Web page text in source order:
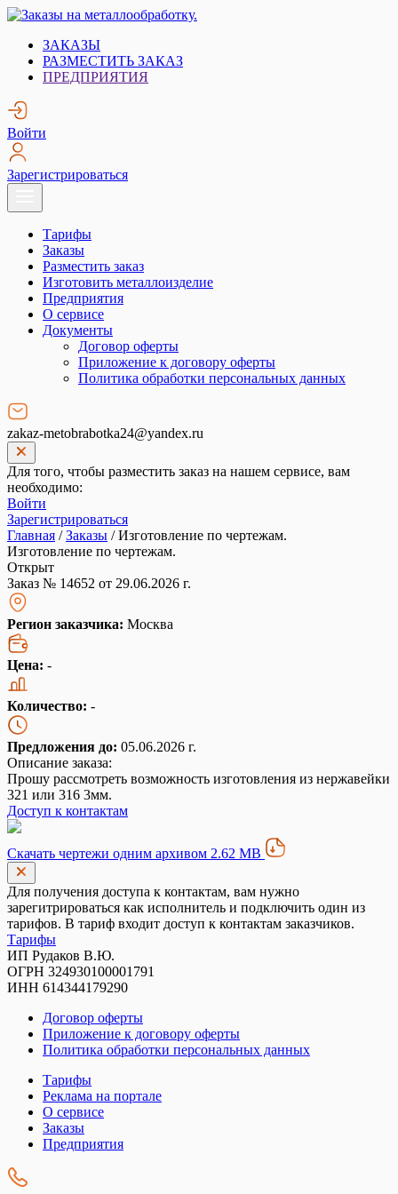
Skip
content
Заказы на металлообработку.
Металлообработка. Открытые заказы на металлообработку.
ЗАКАЗЫ
РАЗМЕСТИТЬ ЗАКАЗ
ПРЕДПРИЯТИЯ
Войти
Зарегистрироваться
Тарифы
Заказы
Разместить заказ
Изготовить металлоизделие
Предприятия
О сервисе
Документы
Договор оферты
Приложение к договору оферты
Политика обработки персональных данных
zakaz-metobrabotka24@yandex.ru
Для того, чтобы разместить заказ на нашем сервисе, вам
необходимо:
Войти
Зарегистрироваться
Главная /Заказы /Изготовление по чертежам.
Изготовление по чертежам.
Открыт
Заказ № 14652 от 29.06.2026 г.
Регион заказчика: Москва
Цена: -
Количество: -
Предложения до: 05.06.2026 г.
Описание заказа:
Прошу рассмотреть возможность изготовления из нержавейки
321 или 316 3мм.
Доступ к контактам
Скачать чертежи одним архивом 2.62 MB
Для получения доступа к контактам, вам нужно
зарегитрироваться как исполнитель и подключить один из
тарифов. В тариф входит доступ к контактам заказчиков.
Тарифы
ИП Рудаков В.Ю.
ОГРН 324930100001791
ИНН 614344179290
Договор оферты
Приложение к договору оферты
Политика обработки персональных данных
Тарифы
Реклама на портале
О сервисе
Заказы
Предприятия